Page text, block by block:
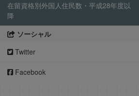
在留資格別外国人住民数・平成28年度以
降
ソーシャル
Twitter
Facebook